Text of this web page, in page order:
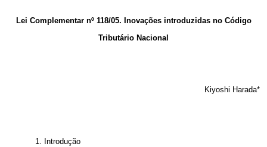
Lei Complementar nº 118/05. Inovações introduzidas no Código
Tributário Nacional
Kiyoshi Harada*
1. Introdução